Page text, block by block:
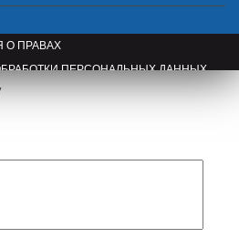
О ПРАВАХ
ПЕРСОНАЛЬНЫХ ДАННЫХ